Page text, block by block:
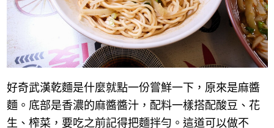
好奇武漢乾麵是什麼就點一份嘗鮮一下，原來是麻醬
麵。底部是香濃的麻醬醬汁，配料一樣搭配酸豆、花
生、榨菜，要吃之前記得把麵拌勻。這道可以做不